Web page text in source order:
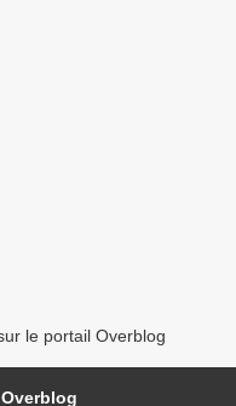
le portail Overblog